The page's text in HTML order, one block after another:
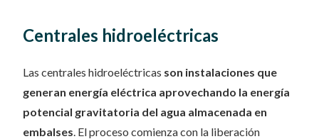
Centrales hidroeléctricas
Las centrales hidroeléctricas son instalaciones que
generan energía eléctrica aprovechando la energía
potencial gravitatoria del agua almacenada en
embalses. El proceso comienza con la liberación